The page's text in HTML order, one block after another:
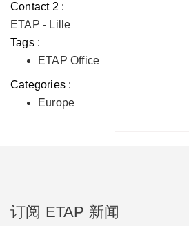
Contact 2 :
ETAP - Lille
Tags :
ETAP Office
Categories :
Europe
订阅 ETAP 新闻